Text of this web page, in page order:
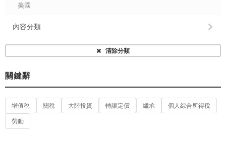
美國
內容分類
清除分類
關鍵辭
增值稅 關稅 大陸投資 轉讓定價 繼承
個人綜合所得稅
勞動